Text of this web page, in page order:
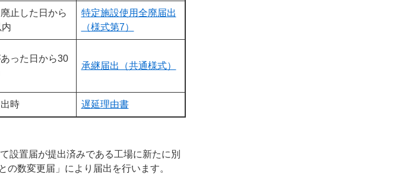
止した日から
特定施設使用全廃届出
（様式第7）
った日から30
承継届出（共通様式）
時 遅延理由書
設置届が提出済みである工場に新たに別
数変更届」により届出を行います。